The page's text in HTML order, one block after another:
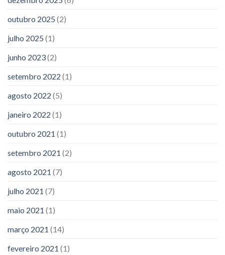
outubro 2025 (2)
julho 2025 (1)
junho 2023(2)
setembro 2022 (1)
agosto 2022 (5)
janeiro 2022 (1)
outubro 2021 (1)
setembro 2021 (2)
agosto 2021 (7)
julho 2021 (7)
maio 2021 (1)
março 2021 (14)
fevereiro 2021 (1)